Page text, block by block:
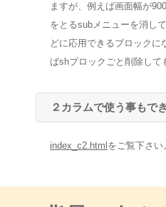
ますが、例えば画面幅が
をとるsubメニューを消し
どに応用できるブロックに
ばshブロックごと削除して
２カラムで使う事もで
index_c2.html をご覧下さい